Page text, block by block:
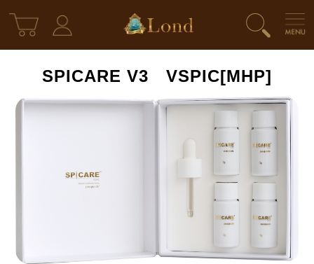
SPICARE V3 VSPIC[MHP]